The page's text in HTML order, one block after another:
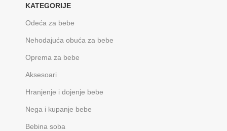
KATEGORIJE
Odeća za bebe
Nehodajuća obuća za bebe
Oprema za bebe
Aksesoari
Hranjenje i dojenje bebe
Nega i kupanje bebe
Bebina soba